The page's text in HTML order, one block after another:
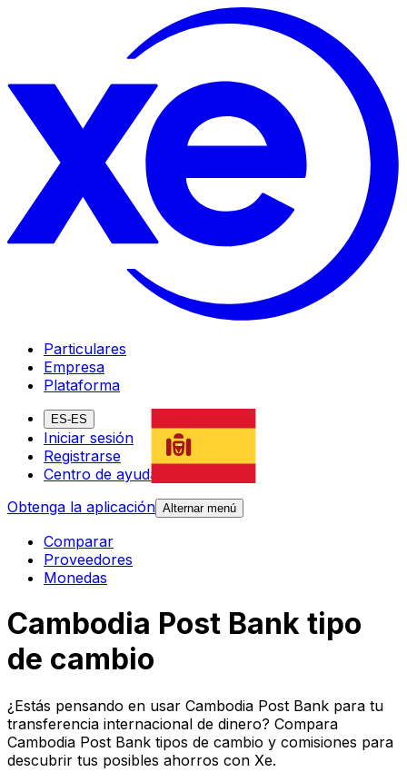
Particulares
Empresa
Plataforma
ES-ES
Iniciar sesión
Registrarse
Centro de ayuda
Obtenga la aplicación Alternar menú
Comparar
Proveedores
Monedas
Cambodia Post Bank tipo
de cambio
¿Estás pensando en usar Cambodia Post Bank para tu
transferencia internacional de dinero? Compara
Cambodia Post Bank tipos de cambio y comisiones para
descubrir tus posibles ahorros con Xe.